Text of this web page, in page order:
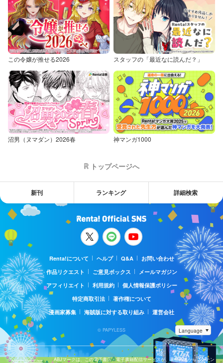
この令嬢が推せる2026 スタッフの「最近なに読んだ？」
沼男（ヌマダン）2026春 神マンガ1000
トップページへ
新刊 ランキング 詳細検索
Renta!について ヘルプ Q&A
お問い合わせ
作品リクエスト
ご意見ボックス
メールマガジン
アフィリエイト
利用規約
個人情報保護ポリシー
特定商取引法
著作権について
漫画家募集
海賊版に対する取り組み 運営会社
© PAPYLESS
ABJマークは、この電子書店・電子書籍配信サービスが、著作権者からコンテン